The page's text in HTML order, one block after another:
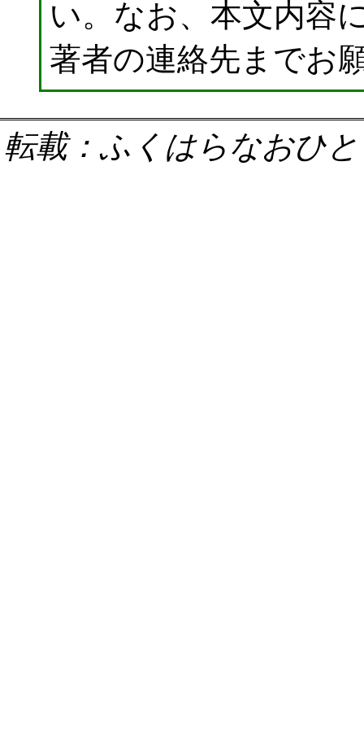
い。なお、本文内容
著者の連絡先までお
転載：ふくはらなおひ